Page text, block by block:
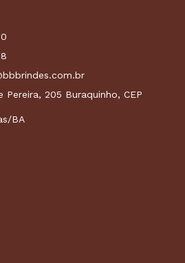
Pereira, 205 Buraquinho, CEP
BA